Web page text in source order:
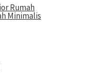
Rumah
Minimalis